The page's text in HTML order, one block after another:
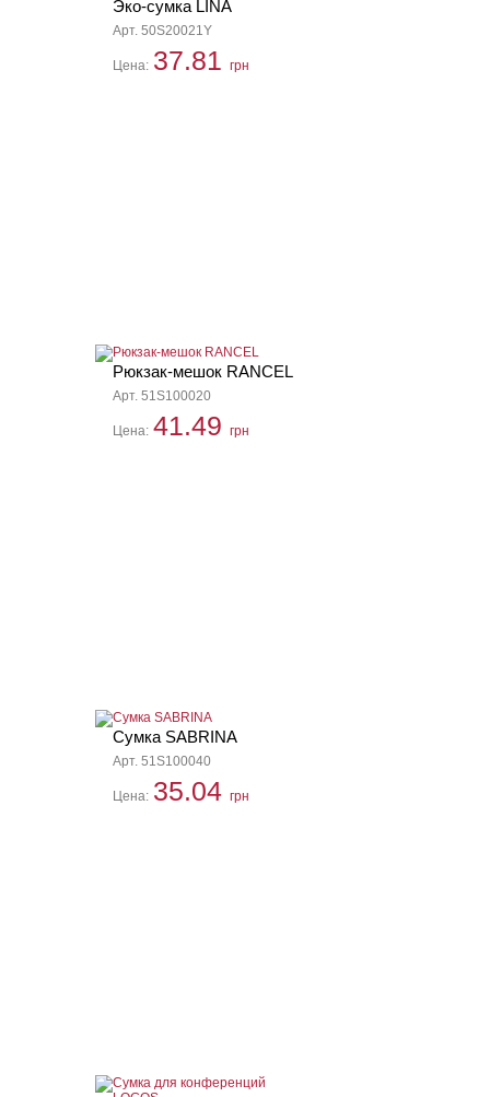
Эко-сумка LINA
Арт. 50S20021Y
Цена: 37.81 грн
Рюкзак-мешок RANCEL
Арт. 51S100020
Цена: 41.49 грн
Сумка SABRINA
Арт. 51S100040
Цена: 35.04 грн